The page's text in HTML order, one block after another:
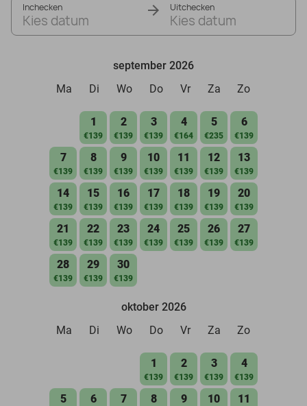
Inchecken
Kies datum
Uitchecken
Kies datum
september 2026
Ma
Di Wo Do Vr Za Zo
1
€139
2
€139
3
€139
4
€164
5
€235
6
€139
7
€139
8
€139
9
€139
10
€139
11
€139
12
€139
13
€139
14
€139
15
€139
16
€139
17
€139
18
€139
19
€139
20
€139
21
€139
22
€139
23
€139
24
€139
25
€139
26
€139
27
€139
28
€139
29
€139
30
€139
oktober 2026
Ma
Di Wo Do Vr Za Zo
1
€139
2
€139
3
€139
4
€139
5 6 7 8 9 10 11